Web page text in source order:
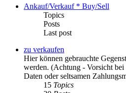
post
Ankauf/Verkauf * Buy/Sell
Topics
Posts
Last post
zu verkaufen
Hier können gebrauchte
werden. (Achtung - Vorsicht
Daten oder seltsamen
15 Topics